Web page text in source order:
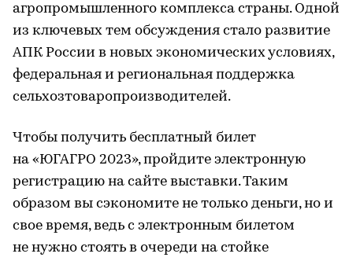
агропромышленного комплекса страны. Одной
из ключевых тем обсуждения стало развитие
АПК России в новых экономических условиях,
федеральная и региональная поддержка
сельхозтоваропроизводителей.
Чтобы получить бесплатный билет
на «ЮГАГРО 2023», пройдите электронную
регистрацию на сайте выставки. Таким
образом вы сэкономите не только деньги, но и
свое время, ведь с электронным билетом
не нужно стоять в очереди на стойке